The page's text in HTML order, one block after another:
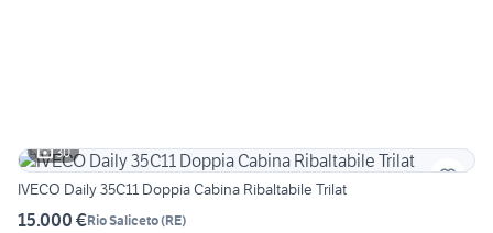
30
IVECO Daily 35C11 Doppia Cabina Ribaltabile Trilat
15.000 €Rio Saliceto(RE)